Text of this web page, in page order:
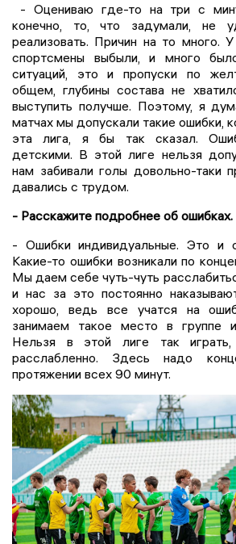
- Оцениваю где-то на три с
конечно, то, что задумали, не
реализовать. Причин на то много.
спортсмены выбыли, и много
ситуаций, это и пропуски по
общем, глубины состава не
выступить получше. Поэтому, я
матчах мы допускали такие ошибки,
эта лига, я бы так сказал.
детскими. В этой лиге нельзя
нам забивали голы довольно-таки
давались с трудом.
- Расскажите подробнее об ошибках.
- Ошибки индивидуальные. Это и
Какие-то ошибки возникали по
Мы даем себе чуть-чуть
и нас за это постоянно
хорошо, ведь все учатся на
занимаем такое место в группе
Нельзя в этой лиге так
расслабленно. Здесь надо
протяжении всех 90 минут.